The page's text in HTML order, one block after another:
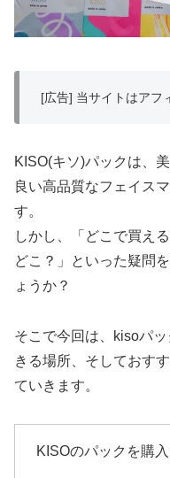
[広告] 当サイトはアフ
KISO(キソ)パックは、
良い高品質なフェイス
す。
しかし、「どこで買え
どこ？」といった疑問
ょうか？
そこで今回は、kisoパ
きる場所、そしておす
ていきます。
KISOのパックを購